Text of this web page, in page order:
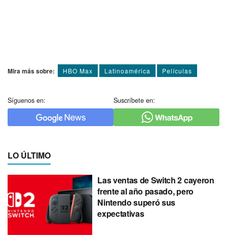
Mira más sobre: HBO Max Latinoamérica Pelí­culas
Síguenos en: Suscríbete en:
LO ÚLTIMO
Las ventas de Switch 2 cayeron
frente al año pasado, pero
Nintendo superó sus
expectativas